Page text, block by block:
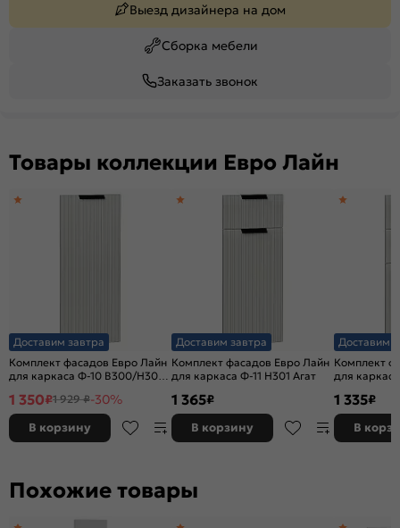
Выезд дизайнера на дом
Сборка мебели
Заказать звонок
Товары коллекции Евро Лайн
Доставим завтра
Комплект фасадов Евро Лайн
для каркаса Ф-10 В300/Н300/
1 350₽1 929 ₽-30%
В корзину
Доставим завтра
Комплект фасадов Евро Лайн
для каркаса Ф-11 Н301 Агат
1 365₽
В корзину
Доставим
Комплект
для
1 335₽
В
Похожие товары